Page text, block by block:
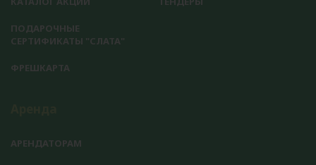
ПОДАРОЧНЫЕ
СЕРТИФИКАТЫ "СЛАТА"
ФРЕШКАРТА
АРЕНДАТОРАМ